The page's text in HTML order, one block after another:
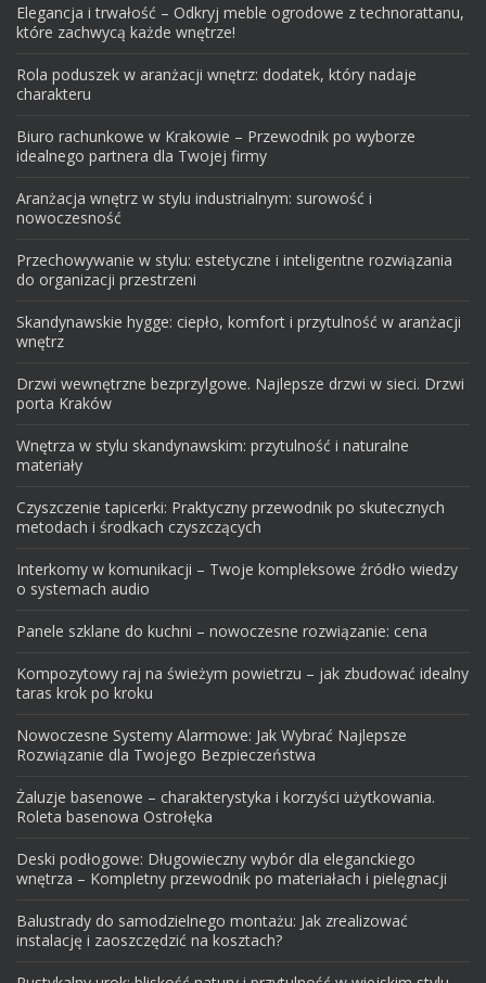
Elegancja i trwałość – Odkryj meble ogrodowe z technorattanu,
które zachwycą każde wnętrze!
Rola poduszek w aranżacji wnętrz: dodatek, który nadaje
charakteru
Biuro rachunkowe w Krakowie – Przewodnik po wyborze
idealnego partnera dla Twojej firmy
Aranżacja wnętrz w stylu industrialnym: surowość i
nowoczesność
Przechowywanie w stylu: estetyczne i inteligentne rozwiązania
do organizacji przestrzeni
Skandynawskie hygge: ciepło, komfort i przytulność w aranżacji
wnętrz
Drzwi wewnętrzne bezprzylgowe. Najlepsze drzwi w sieci. Drzwi
porta Kraków
Wnętrza w stylu skandynawskim: przytulność i naturalne
materiały
Czyszczenie tapicerki: Praktyczny przewodnik po skutecznych
metodach i środkach czyszczących
Interkomy w komunikacji – Twoje kompleksowe źródło wiedzy
o systemach audio
Panele szklane do kuchni – nowoczesne rozwiązanie: cena
Kompozytowy raj na świeżym powietrzu – jak zbudować idealny
taras krok po kroku
Nowoczesne Systemy Alarmowe: Jak Wybrać Najlepsze
Rozwiązanie dla Twojego Bezpieczeństwa
Żaluzje basenowe – charakterystyka i korzyści użytkowania.
Roleta basenowa Ostrołęka
Deski podłogowe: Długowieczny wybór dla eleganckiego
wnętrza – Kompletny przewodnik po materiałach i pielęgnacji
Balustrady do samodzielnego montażu: Jak zrealizować
instalację i zaoszczędzić na kosztach?